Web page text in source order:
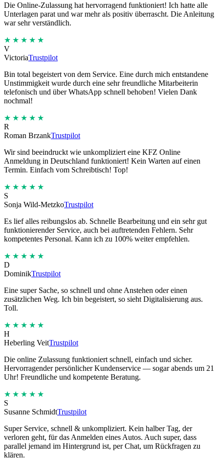
Die Online-Zulassung hat hervorragend funktioniert! Ich hatte alle
Unterlagen parat und war mehr als positiv überrascht. Die Anleitung
war sehr verständlich.
★★★★★
V
VictoriaTrustpilot
Bin total begeistert von dem Service. Eine durch mich entstandene
Unstimmigkeit wurde durch eine sehr freundliche Mitarbeiterin
telefonisch und über WhatsApp schnell behoben! Vielen Dank
nochmal!
★★★★★
R
Roman BrzankTrustpilot
Wir sind beeindruckt wie unkompliziert eine KFZ Online
Anmeldung in Deutschland funktioniert! Kein Warten auf einen
Termin. Einfach vom Schreibtisch! Top!
★★★★★
S
Sonja Wild-MetzkoTrustpilot
Es lief alles reibungslos ab. Schnelle Bearbeitung und ein sehr gut
funktionierender Service, auch bei auftretenden Fehlern. Sehr
kompetentes Personal. Kann ich zu 100% weiter empfehlen.
★★★★★
D
DominikTrustpilot
Eine super Sache, so schnell und ohne Anstehen oder einen
zusätzlichen Weg. Ich bin begeistert, so sieht Digitalisierung aus.
Toll.
★★★★★
H
Heberling VeitTrustpilot
Die online Zulassung funktioniert schnell, einfach und sicher.
Hervorragender persönlicher Kundenservice — sogar abends um 21
Uhr! Freundliche und kompetente Beratung.
★★★★★
S
Susanne SchmidtTrustpilot
Super Service, schnell & unkompliziert. Kein halber Tag, der
verloren geht, für das Anmelden eines Autos. Auch super, dass
parallel jemand im Hintergrund ist, per Chat, um Rückfragen zu
klären.